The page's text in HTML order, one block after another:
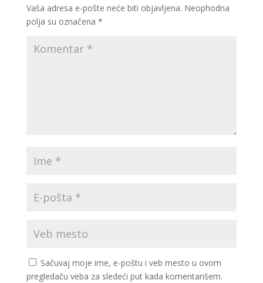
Vaša adresa e-pošte neće biti objavljena. Neophodna
polja su označena *
Sačuvaj moje ime, e-poštu i veb mesto u ovom
pregledaču veba za sledeći put kada komentarišem.